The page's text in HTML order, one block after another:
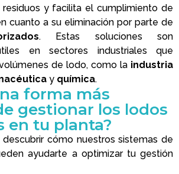
y facilita el cumplimiento de
cuanto a su eliminación por parte de
. Estas soluciones son
en sectores industriales que
de lodo, como la industria
y química.
forma más
gestionar los lodos
en tu planta?
cómo nuestros sistemas de
ayudarte a optimizar tu gestión